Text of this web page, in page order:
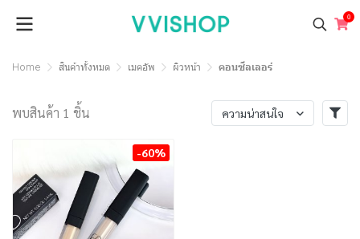
0
Home สินค้าทั้งหมด เมคอัพ ผิวหน้า คอนซีลเลอร์
พบสินค้า 1 ชิ้น ความน่าสนใจ
-60%